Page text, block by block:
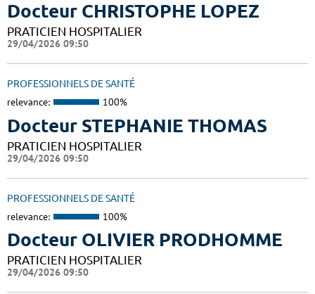
Docteur CHRISTOPHE LOPEZ
PRATICIEN HOSPITALIER
29/04/2026 09:50
PROFESSIONNELS DE SANTÉ
relevance: 100%
Docteur STEPHANIE THOMAS
PRATICIEN HOSPITALIER
29/04/2026 09:50
PROFESSIONNELS DE SANTÉ
relevance: 100%
Docteur OLIVIER PRODHOMME
PRATICIEN HOSPITALIER
29/04/2026 09:50